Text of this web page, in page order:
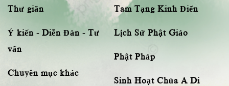
Thư giãn
Ý kiến - Diễn Đàn - Tư
vấn
Chuyên mục khác
Tam Tạng Kinh Điển
Lịch Sử Phật Giáo
Phật Pháp
Sinh Hoạt Chùa A Di